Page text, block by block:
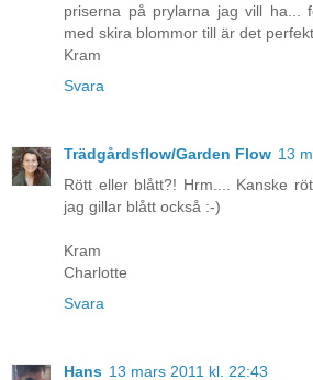
priserna på prylarna jag vill ha...
med skira blommor till är det perfekt.
Kram
Svara
Trädgårdsflow/Garden Flow 13
Rött eller blått?! Hrm.... Kanske
jag gillar blått också :-)
Kram
Charlotte
Svara
Hans 13 mars 2011 kl. 22:43